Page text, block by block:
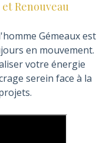
Renouveau
Gémeaux est
en mouvement.
votre énergie
serein face à la